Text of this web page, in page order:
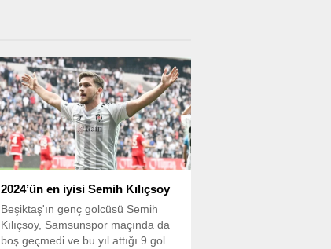
2024’ün en iyisi Semih Kılıçsoy
Beşiktaş'ın genç golcüsü Semih
Kılıçsoy, Samsunspor maçında da
boş geçmedi ve bu yıl attığı 9 gol